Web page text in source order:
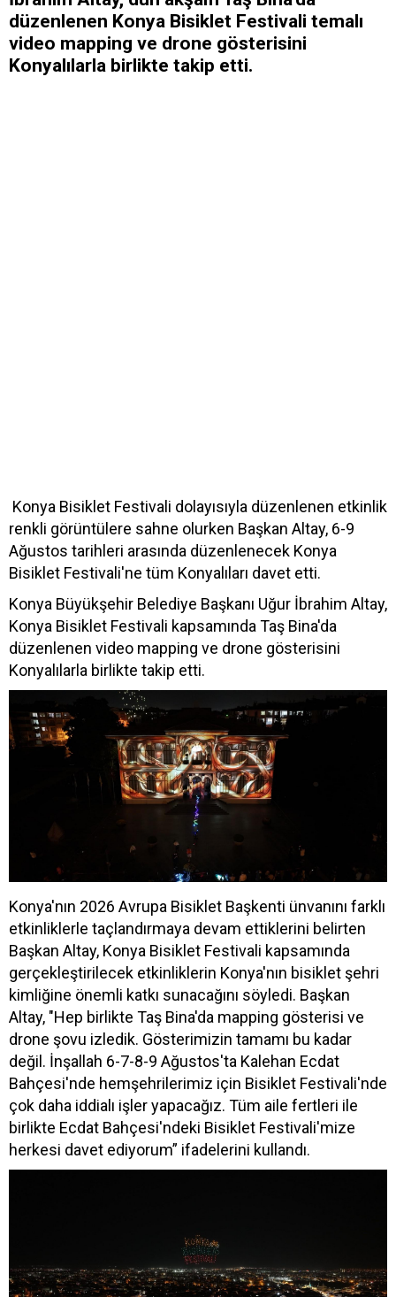
düzenlenen Konya Bisiklet Festivali temalı
video mapping ve drone gösterisini
Konyalılarla birlikte takip etti.
Konya Bisiklet Festivali dolayısıyla düzenlenen etkinlik
renkli görüntülere sahne olurken Başkan Altay, 6-9
Ağustos tarihleri arasında düzenlenecek Konya
Bisiklet Festivali'ne tüm Konyalıları davet etti.
Konya Büyükşehir Belediye Başkanı Uğur İbrahim Altay,
Konya Bisiklet Festivali kapsamında Taş Bina'da
düzenlenen video mapping ve drone gösterisini
Konyalılarla birlikte takip etti.
Konya'nın 2026 Avrupa Bisiklet Başkenti ünvanını farklı
etkinliklerle taçlandırmaya devam ettiklerini belirten
Başkan Altay, Konya Bisiklet Festivali kapsamında
gerçekleştirilecek etkinliklerin Konya'nın bisiklet şehri
kimliğine önemli katkı sunacağını söyledi. Başkan
Altay, "Hep birlikte Taş Bina'da mapping gösterisi ve
drone şovu izledik. Gösterimizin tamamı bu kadar
değil. İnşallah 6-7-8-9 Ağustos'ta Kalehan Ecdat
Bahçesi'nde hemşehrilerimiz için Bisiklet Festivali'nde
çok daha iddialı işler yapacağız. Tüm aile fertleri ile
birlikte Ecdat Bahçesi'ndeki Bisiklet Festivali'mize
herkesi davet ediyorum” ifadelerini kullandı.